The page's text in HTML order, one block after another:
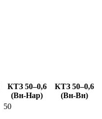
КТЗ 50–0,6
(Вн-Нар)
КТЗ 50–0,6
(Вн-Вн)
50